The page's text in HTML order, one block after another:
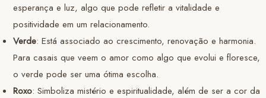
esperança e luz, algo que pode refletir a vitalidade e
positividade em um relacionamento.
Verde: Está associado ao crescimento, renovação e harmonia.
Para casais que veem o amor como algo que evolui e floresce,
o verde pode ser uma ótima escolha.
Roxo: Simboliza mistério e espiritualidade, além de ser a cor da